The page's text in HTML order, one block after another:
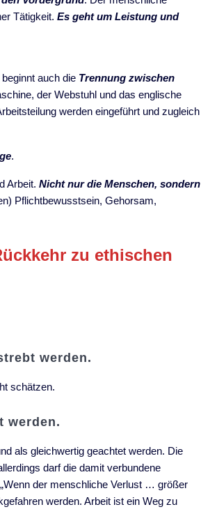
Tätigkeit.Es geht um Leistung und
auch die Trennung zwischen
der Webstuhl und das englische
werden eingeführt und zugleich
.
Arbeit.Nicht nur die Menschen, sondern
Pflichtbewusstsein, Gehorsam,
zu ethischen
werden.
schätzen.
werden.
als gleichwertig geachtet werden. Die
darf die damit verbundene
der menschliche Verlust … größer
werden. Arbeit ist ein Weg zu